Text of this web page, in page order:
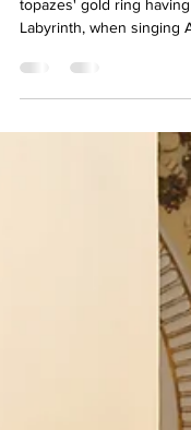
Jewel Song:
Divas
It is beyond thrill to
Labyrinth, when singing